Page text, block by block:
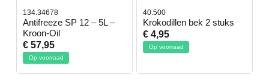
134.34678
Antifreeze SP 12 – 5L –
Kroon-Oil
€ 57,95
Op voorraad
40.500
Krokodillen bek 2 stuks
€ 4,95
Op voorraad